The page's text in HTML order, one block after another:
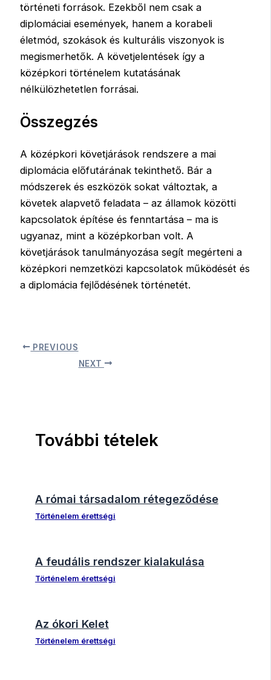
történeti források. Ezekből nem csak a
diplomáciai események, hanem a korabeli
életmód, szokások és kulturális viszonyok is
megismerhetők. A követjelentések így a
középkori történelem kutatásának
nélkülözhetetlen forrásai.
Összegzés
A középkori követjárások rendszere a mai
diplomácia előfutárának tekinthető. Bár a
módszerek és eszközök sokat változtak, a
követek alapvető feladata – az államok közötti
kapcsolatok építése és fenntartása – ma is
ugyanaz, mint a középkorban volt. A
követjárások tanulmányozása segít megérteni a
középkori nemzetközi kapcsolatok működését és
a diplomácia fejlődésének történetét.
PREVIOUS
NEXT
További tételek
A római társadalom rétegeződése
Történelem érettségi
A feudális rendszer kialakulása
Történelem érettségi
Az ókori Kelet
Történelem érettségi